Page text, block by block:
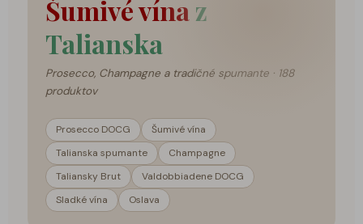
Šumivé vína z
Talianska
Prosecco, Champagne a tradičné spumante · 188
produktov
Prosecco DOCG
Šumivé vína
Talianska spumante
Champagne
Taliansky Brut
Valdobbiadene DOCG
Sladké vína
Oslava